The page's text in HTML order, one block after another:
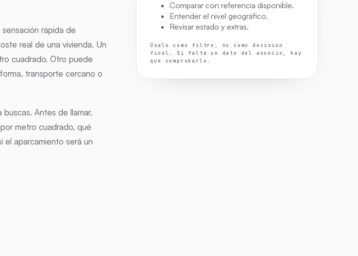
Comparar con referencia disponible.
Entender el nivel geográfico.
Revisar estado y extras.
Úsalo como filtro, no como decisión
final. Si falta un dato del anuncio, hay
que comprobarlo.
rápida de
real de una vivienda. Un
cuadrado. Otro puede
transporte cercano o
Antes de llamar,
metro cuadrado, qué
el aparcamiento será un